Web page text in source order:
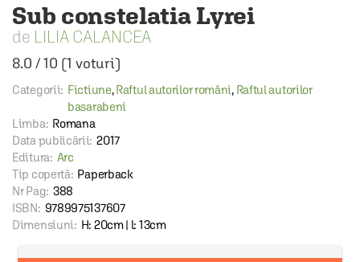
Sub constelatia Lyrei
LILIA CALANCEA
8.0 /10 (1 voturi)
Categorii: Fictiune,Raftul autorilor români, Raftul autorilor
basarabeni
Limba: Romana
Data publicării: 2017
Editura: Arc
Tip copertă: Paperback
Nr Pag: 388
ISBN: 9789975137607
Dimensiuni: H: 20cm | l: 13cm